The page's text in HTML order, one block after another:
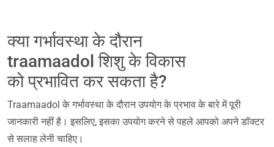
क्या गर्भावस्था के दौरान
traamaadol शिशु के विकास
को प्रभावित कर सकता है?
Traamaadol के गर्भावस्था के दौरान उपयोग के प्रभाव के बारे में पूरी
जानकारी नहीं है। इसलिए, इसका उपयोग करने से पहले आपको अपने डॉक्टर
से सलाह लेनी चाहिए।